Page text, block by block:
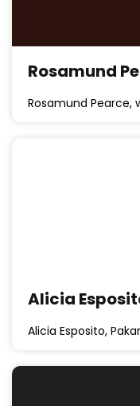
Rosamund
Rosamund
Alicia
Alicia Esposito,